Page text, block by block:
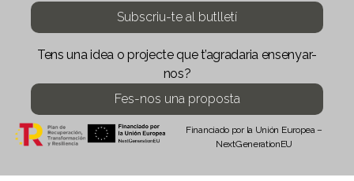
Subscriu-te al butlletí
Tens una idea o projecte que t’agradaria ensenyar-
nos?
Fes-nos una proposta
Financiado por la Unión Europea –
NextGenerationEU